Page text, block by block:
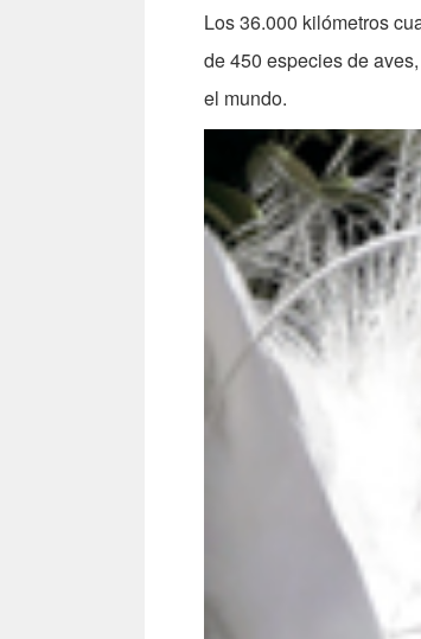
Los 36.000 kilómetros
de 450 especies de
el mundo.